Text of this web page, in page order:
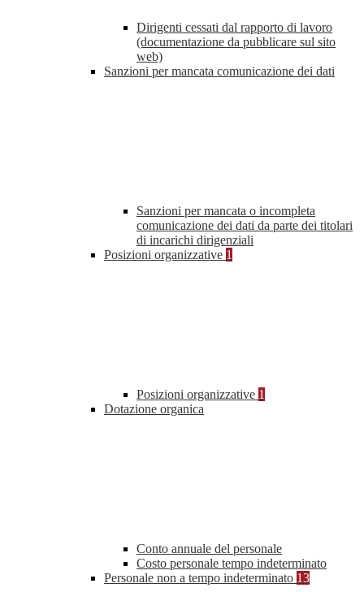
Dirigenti cessati dal rapporto di lavoro
(documentazione da pubblicare sul sito
web)
Sanzioni per mancata comunicazione dei dati
Sanzioni per mancata o incompleta
comunicazione dei dati da parte dei titolari
di incarichi dirigenziali
Posizioni organizzative 1
Posizioni organizzative 1
Dotazione organica
Conto annuale del personale
Costo personale tempo indeterminato
Personale non a tempo indeterminato 13